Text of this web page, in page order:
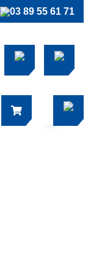
03 89 55 61 71